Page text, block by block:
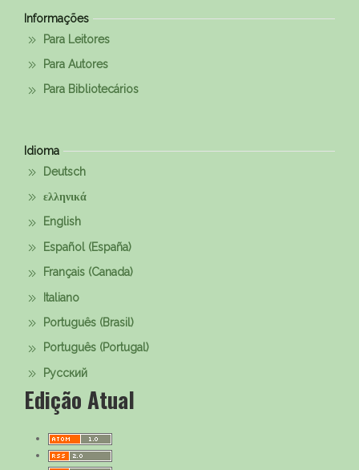
Informações
Para Leitores
Para Autores
Para Bibliotecários
Idioma
Deutsch
ελληνικά
English
Español (España)
Français (Canada)
Italiano
Português (Brasil)
Português (Portugal)
Русский
Edição Atual